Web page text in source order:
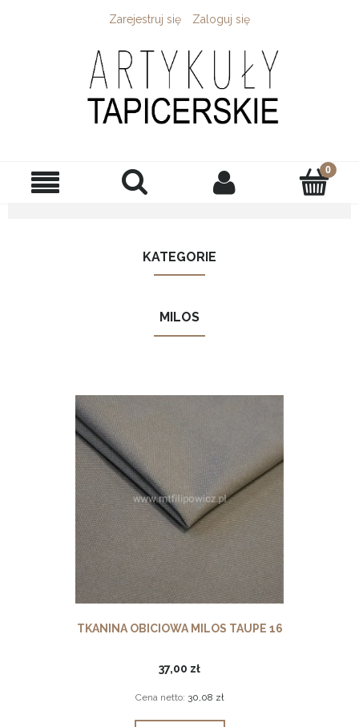
Zarejestruj się Zaloguj się
KATEGORIE
MILOS
TKANINA OBICIOWA MILOS TAUPE 16
37,00 zł
Cena netto: 30,08 zł